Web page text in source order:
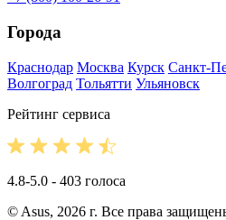
Города
Краснодар Москва Курск Санкт-
Волгоград Тольятти Ульяновск
Рейтинг сервиса
4.8-5.0 - 403 голоса
© Asus, 2026 г. Все права